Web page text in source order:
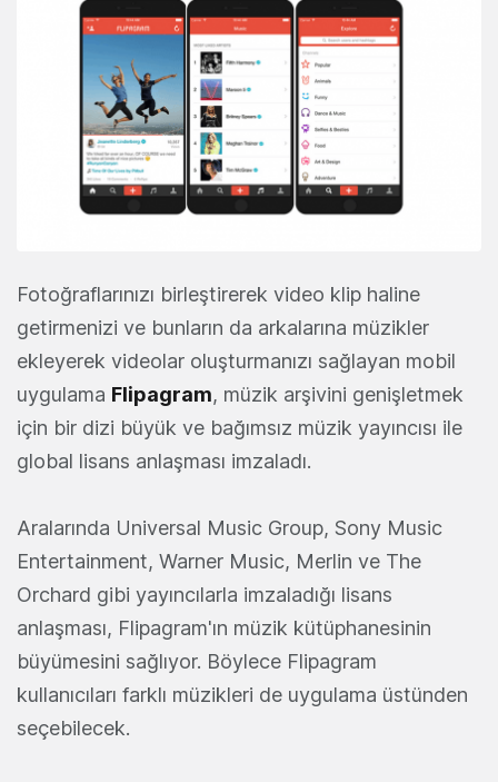
Fotoğraflarınızı birleştirerek video klip haline
getirmenizi ve bunların da arkalarına müzikler
ekleyerek videolar oluşturmanızı sağlayan mobil
uygulama Flipagram, müzik arşivini genişletmek
için bir dizi büyük ve bağımsız müzik yayıncısı ile
global lisans anlaşması imzaladı.
Aralarında Universal Music Group, Sony Music
Entertainment, Warner Music, Merlin ve The
Orchard gibi yayıncılarla imzaladığı lisans
anlaşması, Flipagram'ın müzik kütüphanesinin
büyümesini sağlıyor. Böylece Flipagram
kullanıcıları farklı müzikleri de uygulama üstünden
seçebilecek.